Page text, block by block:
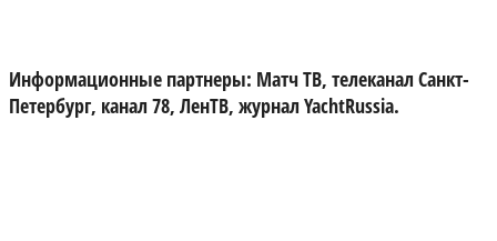
Информационные партнеры: Матч ТВ, телеканал Санкт-
Петербург, канал 78, ЛенТВ, журнал YachtRussia.